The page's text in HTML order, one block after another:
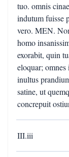
tuo. omnis
indutum fuisse
vero. MEN.
homo
exorabit, quin
eloquar; omnes
inultus
satine, ut
concrepuit
III.iii